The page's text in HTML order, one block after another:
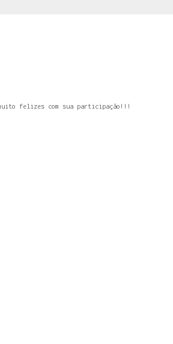
felizes com sua participação!!!